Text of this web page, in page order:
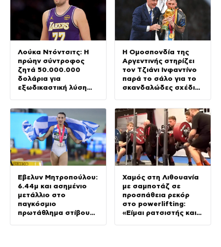
Λούκα Ντόντσιτς: Η
πρώην σύντροφος
ζητά 50.000.000
δολάρια για
εξωδικαστική λύση
Η Ομοσπονδία της
Αργεντινής στηρίζει
τον Τζιάνι Ινφαντίνο
παρά το σάλο για το
σκανδαλώδες σχέδιό
Έβελυν Μητροπούλου:
6.44μ και ασημένιο
μετάλλιο στο
παγκόσμιο
πρωτάθλημα στίβου
Χαμός στη Λιθουανία
με σαμποτάζ σε
προσπάθεια ρεκόρ
στο powerlifting:
«Είμαι ρατσιστής και